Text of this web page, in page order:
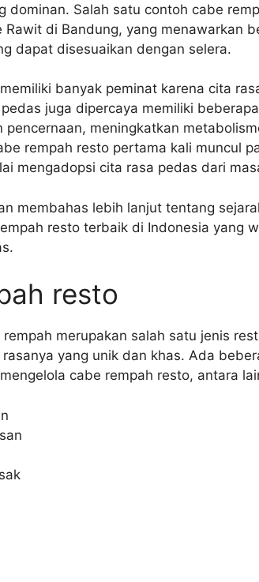
dominan. Salah satu contoh cabe
Rawit di Bandung, yang menawarkan
dapat disesuaikan dengan selera.
banyak peminat karena cita
juga dipercaya memiliki
pencernaan, meningkatkan
rempah resto pertama kali muncul
mengadopsi cita rasa pedas dari
membahas lebih lanjut tentang
resto terbaik di Indonesia yang
resto
rempah merupakan salah satu jenis
yang unik dan khas. Ada
cabe rempah resto, antara